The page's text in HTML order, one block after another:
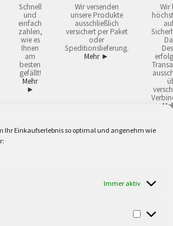
Ihr Einkaufserlebnis so optimal und angenehm wie
Immer aktiv
Schnell
und
einfach
zahlen,
wie es
Ihnen
am
besten
gefällt!
Mehr
►
Wir versenden
unsere Produkte
ausschließlich
versichert per Paket
oder
Speditionslieferung.
Mehr ►
Wir
24.
€ Nettowarenwert. Inseln ausgenommen. Unsere
der selbständigen, beruflichen oder gewerblichen
sind Warenzeichen oder eingetragene